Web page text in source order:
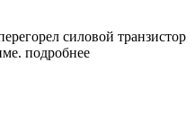
силовой транзистор
подробнее